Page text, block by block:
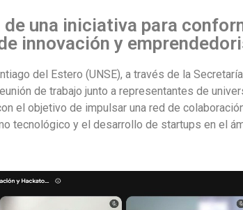
de una iniciativa para
innovación y
del Estero (UNSE), a través de la
de trabajo junto a representantes de
el objetivo de impulsar una red de
tecnológico y el desarrollo de startups en el